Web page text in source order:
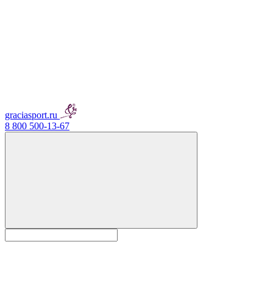
graciasport.ru
8 800 500-13-67